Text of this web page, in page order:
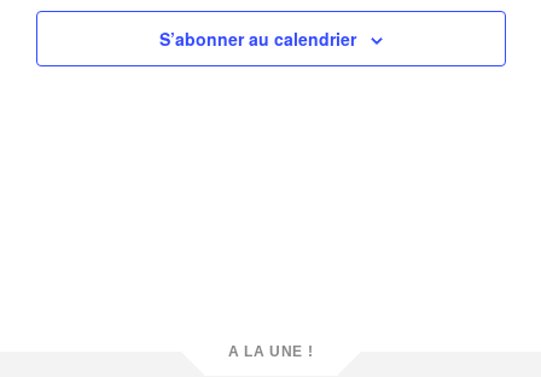
S’abonner au calendrier
A LA UNE !